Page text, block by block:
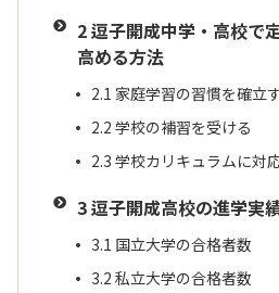
2逗子開成中学・高校で
高める方法
2.1 家庭学習の習慣を確立
2.2 学校の補習を受ける
2.3 学校カリキュラムに対
3逗子開成高校の進学実
3.1 国立大学の合格者数
3.2 私立大学の合格者数